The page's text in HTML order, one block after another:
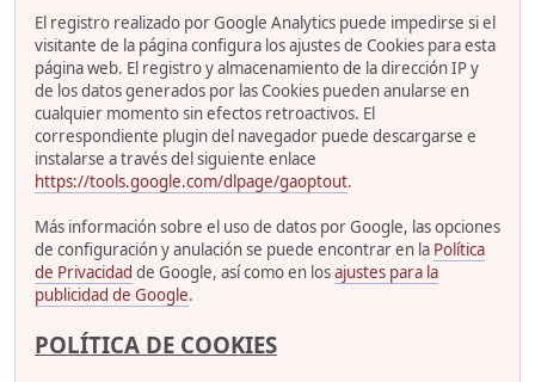
El registro realizado por Google Analytics puede impedirse si el
visitante de la página configura los ajustes de Cookies para esta
página web. El registro y almacenamiento de la dirección IP y
de los datos generados por las Cookies pueden anularse en
cualquier momento sin efectos retroactivos. El
correspondiente plugin del navegador puede descargarse e
instalarse a través del siguiente enlace
https://tools.google.com/dlpage/gaoptout.
Más información sobre el uso de datos por Google, las opciones
de configuración y anulación se puede encontrar en la Política
de Privacidad de Google, así como en losajustes para la
publicidad de Google.
POLÍTICA DE COOKIES